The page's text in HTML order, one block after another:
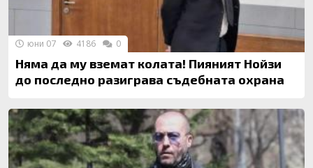
Няма да му вземат колата! Пияният Нойзи
до последно разиграва съдебната охрана
юни 07 4186 0